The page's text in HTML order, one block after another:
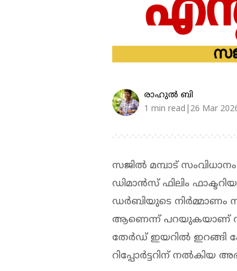
രാഹുൽ ബി
1 min read|26 Mar
സജിൽ മമ്പാട്
ഡിമാൻസ് ഫിലിം
ഡർബിയുടെ നിർമ്മാണം
ആണെന്ന് പറയുകയാണ്
തേർഡ് ഇയറിൽ ഇറങ്ങി
റിപ്പോർട്ടറിന് നൽകിയ